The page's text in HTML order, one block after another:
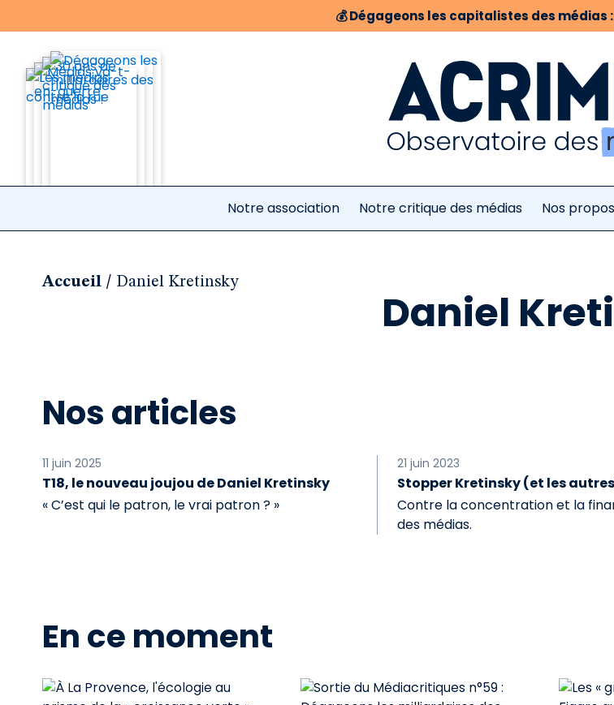
💰Dégageons les capitalistes des médias
Notre association Notre critique des médias Nos
Accueil / Daniel Kretinsky
Daniel
Nos articles
11 juin 2025
T18, le nouveau joujou de Daniel Kretinsky
« C’est qui le patron, le vrai patron ? »
21 juin 2023
Stopper Kretinsky (et les
Contre la concentration et la
des médias.
En ce moment